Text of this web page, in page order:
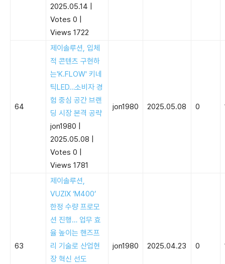
2025.05.14
Votes 0
Views 1722
64
제이솔루션, 입체
적 콘텐츠 구현하
는'K.FLOW' 키네
틱LED…소비자 경
험 중심 공간 브랜
딩 시장 본격 공략
jon1980
2025.05.08
Votes 0
Views 1781
jon1980 2025.05.08 0
63
제이솔루션,
VUZIX ‘M400’
한정 수량 프로모
션 진행… 업무 효
율 높이는 핸즈프
리 기술로 산업현
장 혁신 선도
jon1980 2025.04.23 0